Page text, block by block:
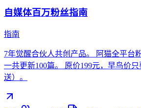
自媒体百万粉丝指南
指南
7年觉醒合伙人共创产品。 阿猫全平
一共更新100篇。 原价199元，早鸟价
送）。